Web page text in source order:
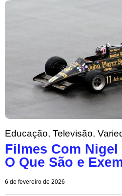
Educação, Televisão,
Filmes Com Nigel
O Que São e
6 de fevereiro de 2026